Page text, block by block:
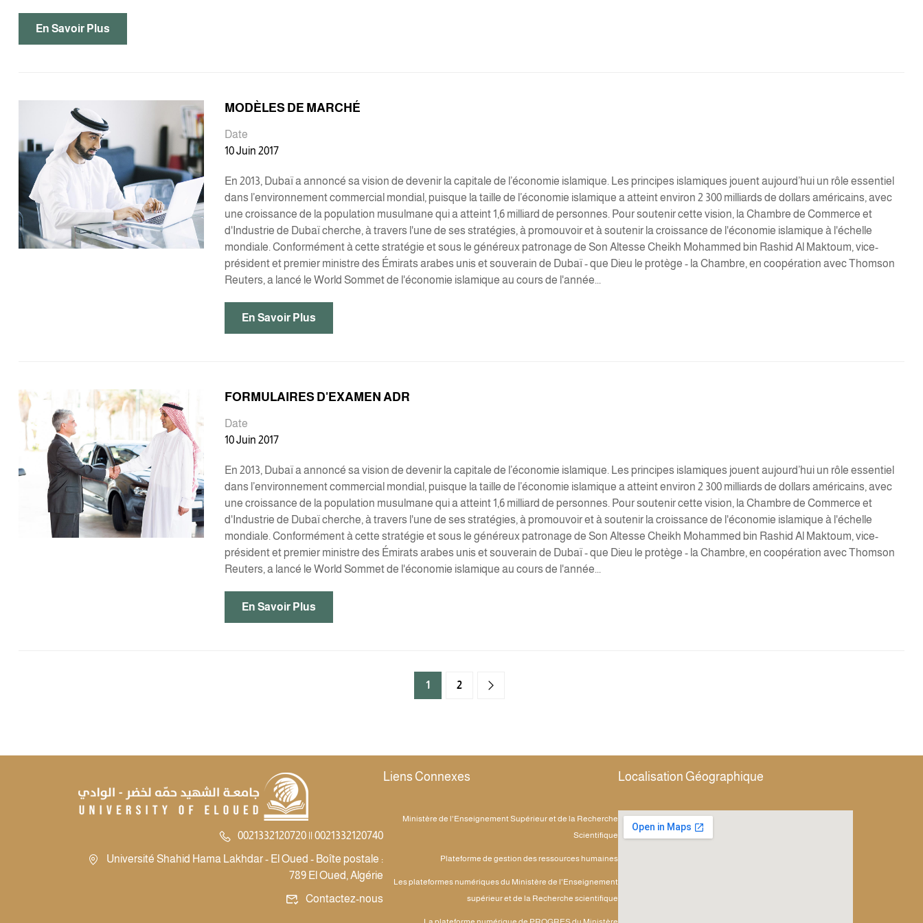
En Savoir Plus
MODÈLES DE MARCHÉ
Date
10 Juin 2017
En 2013, Dubaï a annoncé sa vision de devenir la capitale de l’économie islamique. Les principes islamiques jouent aujourd’hui un rôle essentiel
dans l’environnement commercial mondial, puisque la taille de l’économie islamique a atteint environ 2 300 milliards de dollars américains, avec
une croissance de la population musulmane qui a atteint 1,6 milliard de personnes. Pour soutenir cette vision, la Chambre de Commerce et
d'Industrie de Dubaï cherche, à travers l'une de ses stratégies, à promouvoir et à soutenir la croissance de l'économie islamique à l'échelle
mondiale. Conformément à cette stratégie et sous le généreux patronage de Son Altesse Cheikh Mohammed bin Rashid Al Maktoum, vice-
président et premier ministre des Émirats arabes unis et souverain de Dubaï - que Dieu le protège - la Chambre, en coopération avec Thomson
Reuters, a lancé le World Sommet de l'économie islamique au cours de l'année...
En Savoir Plus
FORMULAIRES D'EXAMEN ADR
Date
10 Juin 2017
En 2013, Dubaï a annoncé sa vision de devenir la capitale de l’économie islamique. Les principes islamiques jouent aujourd’hui un rôle essentiel
dans l’environnement commercial mondial, puisque la taille de l’économie islamique a atteint environ 2 300 milliards de dollars américains, avec
une croissance de la population musulmane qui a atteint 1,6 milliard de personnes. Pour soutenir cette vision, la Chambre de Commerce et
d'Industrie de Dubaï cherche, à travers l'une de ses stratégies, à promouvoir et à soutenir la croissance de l'économie islamique à l'échelle
mondiale. Conformément à cette stratégie et sous le généreux patronage de Son Altesse Cheikh Mohammed bin Rashid Al Maktoum, vice-
président et premier ministre des Émirats arabes unis et souverain de Dubaï - que Dieu le protège - la Chambre, en coopération avec Thomson
Reuters, a lancé le World Sommet de l'économie islamique au cours de l'année...
En Savoir Plus
1 2
0021332120720 || 0021332120740
Université Shahid Hama Lakhdar - El Oued - Boîte postale :
789 El Oued, Algérie
Contactez-nous
Liens Connexes
Ministère de l'Enseignement Supérieur et de la Recherche
Scientifique
Plateforme de gestion des ressources humaines
Les plateformes numériques du Ministère de l'Enseignement
supérieur et de la Recherche scientifique
Localisation Géographique